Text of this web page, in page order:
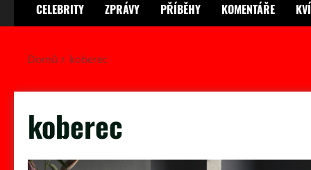
CELEBRITY ZPRÁVY PŘÍBĚHY KOMENTÁŘE
Domů koberec
koberec